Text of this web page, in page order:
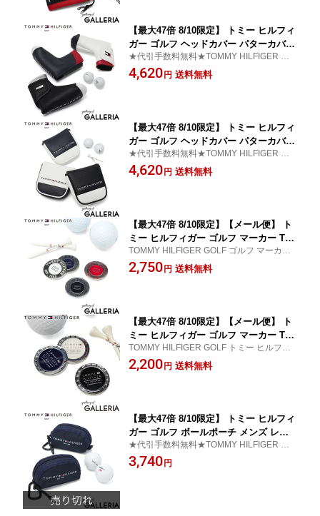
【最大47倍 8/10限定】 トミー ヒルフィ
ガー ゴルフ ヘッドカバー パターカバー
メンズ レディース TOMMY HILFIGER
GOLF ピンタイプ ブレード ブレードタ
★代引手数料無料★TOMMY HILFIGER GO
LF トミー ヒルフィガー ゴルフ ヘッドカバ
ー
4,620 円 送料無料
【最大47倍 8/10限定】 トミー ヒルフィ
ガー ゴルフ ヘッドカバー パターカバー
メンズ レディース TOMMY HILFIGER
GOLF マレット マレット用 マグネット
★代引手数料無料★TOMMY HILFIGER GO
LF トミー ヒルフィガー ゴルフ ヘッドカバ
ー
4,620 円 送料無料
【最大47倍 8/10限定】【メール便】 ト
ミー ヒルフィガー ゴルフ マーカー TO
MMY HILFIGER GOLF おしゃれ メタル
ボールマーカー ブランド 大人 ラウンド
TOMMY HILFIGER GOLF ゴルフ マーカー
ロゴ
2,750 円 送料無料
【最大47倍 8/10限定】【メール便】 ト
ミー ヒルフィガー ゴルフ マーカー TO
MMY HILFIGER GOLF おしゃれ メタル
ボールマーカー ゴルフマーカー ラウン
TOMMY HILFIGER GOLF トミー ヒルフィ
ガー ゴルフ マーカー
2,200 円 送料無料
【最大47倍 8/10限定】 トミー ヒルフィ
ガー ゴルフ ボールポーチ メンズ レデ
ィース 小物入れ ブランド マチあり TO
MMY HILFIGER GOLF おしゃれ 小物
★代引手数料無料★TOMMY HILFIGER GO
LF トミー ヒルフィガー ゴルフ ボールポー
チ
3,740 円